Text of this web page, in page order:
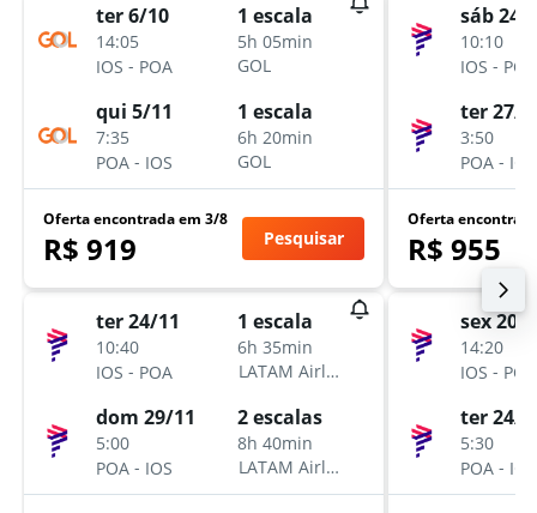
ter 6/10
14:05
IOS - POA
1 escala
5h 05min
GOL
qui 5/11
7:35
POA - IOS
1 escala
6h 20min
GOL
Oferta encontrada em 3/8
R$ 919 Pesquisar
ter 24/11
10:40
IOS - POA
1 escala
6h 35min
LATAM Airlines
dom 29/11
5:00
POA - IOS
2 escalas
8h 40min
LATAM Airlines
sáb 24/
10:10
IOS - POA
ter 27/
3:50
POA - IOS
Oferta
R$ 955
sex 20/
14:20
IOS - POA
ter 24/
5:30
POA - IOS